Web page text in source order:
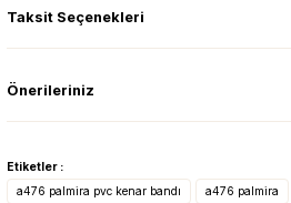
Taksit Seçenekleri
Önerileriniz
Etiketler :
a476 palmira pvc kenar bandı
a476 palmira